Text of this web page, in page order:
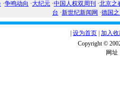
·争鸣动向 ·大纪元 ·中国人权双周刊 ·北京之
台 ·新世纪新闻网 ·德国
设为首页 加入
Copyright ©
网址